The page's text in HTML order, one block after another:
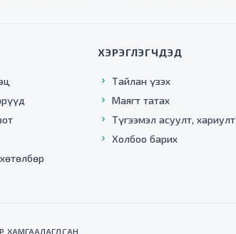
ХЭРЭГЛЭГЧДЭД
Тайлан үзэх
Маягт татах
Түгээмэл асуулт, хариулт
Холбоо барих
ХАМГААЛАГДСАН